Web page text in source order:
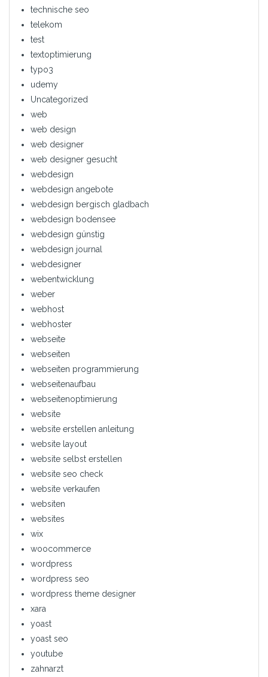
technische seo
telekom
test
textoptimierung
typo3
udemy
Uncategorized
web
web design
web designer
web designer gesucht
webdesign
webdesign angebote
webdesign bergisch gladbach
webdesign bodensee
webdesign günstig
webdesign journal
webdesigner
webentwicklung
weber
webhost
webhoster
webseite
webseiten
webseiten programmierung
webseitenaufbau
webseitenoptimierung
website
website erstellen anleitung
website layout
website selbst erstellen
website seo check
website verkaufen
websiten
websites
wix
woocommerce
wordpress
wordpress seo
wordpress theme designer
xara
yoast
yoast seo
youtube
zahnarzt